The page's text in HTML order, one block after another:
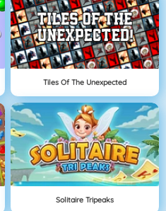
Tiles Of The Unexpected
Solitaire Tripeaks